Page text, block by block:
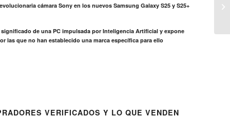
cámara Sony en los nuevos Samsung Galaxy S25 y S25+
significado de una PC impulsada por Inteligencia Artificial y expone
las que no han establecido una marca específica para ello
VERIFICADOS Y LO QUE VENDEN